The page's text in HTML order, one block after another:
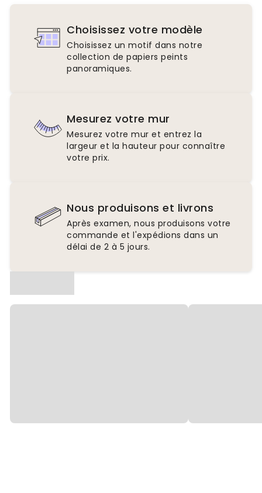
Choisissez votre modèle
Choisissez un motif dans notre
collection de papiers peints
panoramiques.
Mesurez votre mur
Mesurez votre mur et entrez la
largeur et la hauteur pour connaître
votre prix.
Nous produisons et livrons
Après examen, nous produisons votre
commande et l'expédions dans un
délai de 2 à 5 jours.